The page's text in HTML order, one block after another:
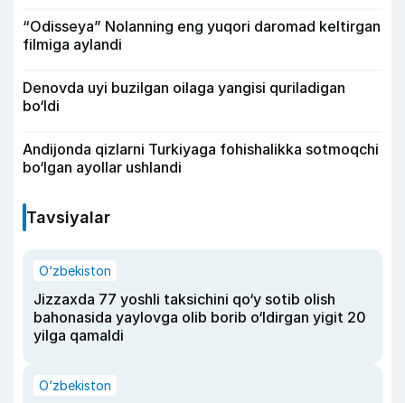
“Odisseya” Nolanning eng yuqori daromad keltirgan
filmiga aylandi
Denovda uyi buzilgan oilaga yangisi quriladigan
bo‘ldi
Andijonda qizlarni Turkiyaga fohishalikka sotmoqchi
bo‘lgan ayollar ushlandi
Tavsiyalar
O‘zbekiston
Jizzaxda 77 yoshli taksichini qo‘y sotib olish
bahonasida yaylovga olib borib o‘ldirgan yigit 20
yilga qamaldi
O‘zbekiston